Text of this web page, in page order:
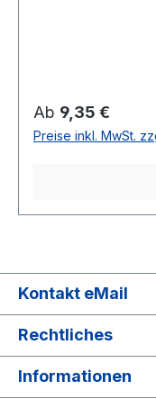
Regulärer Preis:
Ab 9,35 €
Preise inkl. MwSt.
Kontakt eMail
Rechtliches
Informationen